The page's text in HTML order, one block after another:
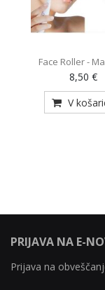
Face Roller -
pripomoček
8,50 €
V
PRIJAVA NA E-
Prijava na